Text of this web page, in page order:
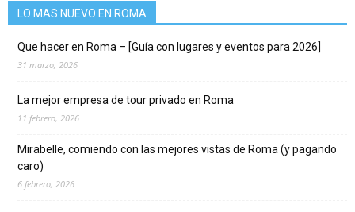
LO MAS NUEVO EN ROMA
Que hacer en Roma – [Guía con lugares y eventos para 2026]
31 marzo, 2026
La mejor empresa de tour privado en Roma
11 febrero, 2026
Mirabelle, comiendo con las mejores vistas de Roma (y pagando
caro)
6 febrero, 2026